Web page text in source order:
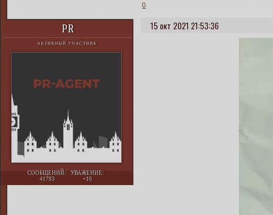
0
15 окт 2021 21:53:36
PR
АКТИВНЫЙ УЧАСТНИК
СООБЩЕНИЙ:
41793
УВАЖЕНИЕ:
+10